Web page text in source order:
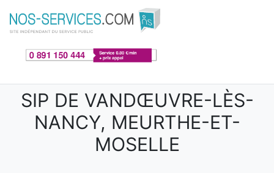
Aller au contenu principal
SIP DE VANDŒUVRE-LÈS-
NANCY, MEURTHE-ET-
MOSELLE